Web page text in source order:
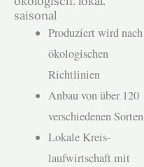
saisonal
Pro­duziert wird nach
ökol­o­gis­chen
Richtlin­ien
Anbau von über 120
ver­schiede­nen Sorten
Lokale Kreis­
laufwirtschaft mit